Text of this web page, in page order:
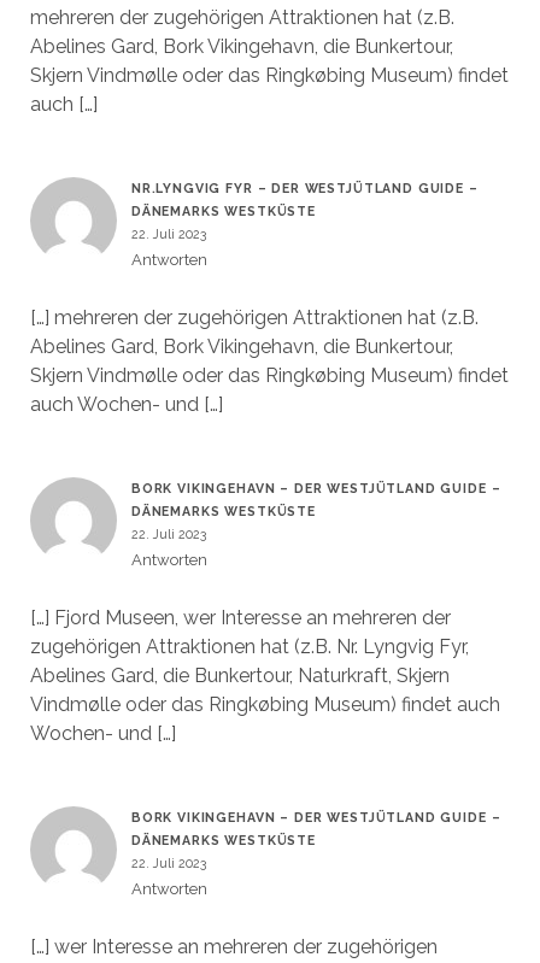
mehreren der zugehörigen Attraktionen hat (z.B.
Abelines Gard, Bork Vikingehavn, die Bunkertour,
Skjern Vindmølle oder das Ringkøbing Museum) findet
auch […]
NR.LYNGVIG FYR – DER WESTJÜTLAND GUIDE –
DÄNEMARKS WESTKÜSTE
22. Juli 2023
Antworten
[…] mehreren der zugehörigen Attraktionen hat (z.B.
Abelines Gard, Bork Vikingehavn, die Bunkertour,
Skjern Vindmølle oder das Ringkøbing Museum) findet
auch Wochen- und […]
BORK VIKINGEHAVN – DER WESTJÜTLAND GUIDE –
DÄNEMARKS WESTKÜSTE
22. Juli 2023
Antworten
[…] Fjord Museen, wer Interesse an mehreren der
zugehörigen Attraktionen hat (z.B. Nr. Lyngvig Fyr,
Abelines Gard, die Bunkertour, Naturkraft, Skjern
Vindmølle oder das Ringkøbing Museum) findet auch
Wochen- und […]
BORK VIKINGEHAVN – DER WESTJÜTLAND GUIDE –
DÄNEMARKS WESTKÜSTE
22. Juli 2023
Antworten
[…] wer Interesse an mehreren der zugehörigen